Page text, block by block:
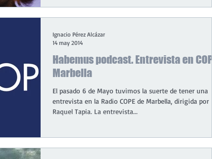
Habemus podcast. Entrevista en COPE
Marbella
El pasado 6 de Mayo tuvimos la suerte de tener una
entrevista en la Radio COPE de Marbella, dirigida por
Raquel Tapia. La entrevista...
Ignacio Pérez Alcázar
14 may 2014